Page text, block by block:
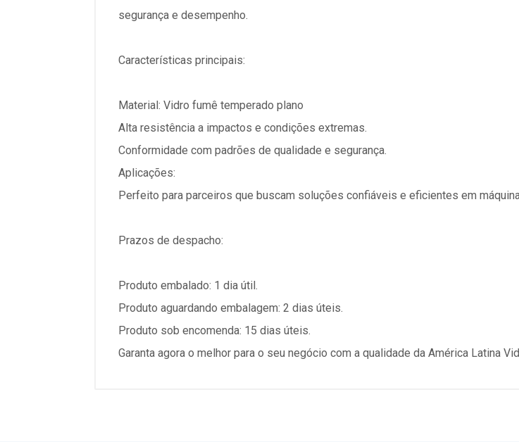
segurança e desempenho.
Características principais:
Material: Vidro fumê temperado plano
Alta resistência a impactos e condições extremas.
Conformidade com padrões de qualidade e segurança.
Aplicações:
Perfeito para parceiros que buscam soluções confiáveis e eficientes em
Prazos de despacho:
Produto embalado: 1 dia útil.
Produto aguardando embalagem: 2 dias úteis.
Produto sob encomenda: 15 dias úteis.
Garanta agora o melhor para o seu negócio com a qualidade da América Latina